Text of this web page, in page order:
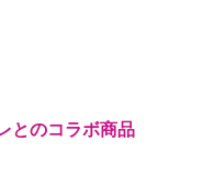
とのコラボ商品